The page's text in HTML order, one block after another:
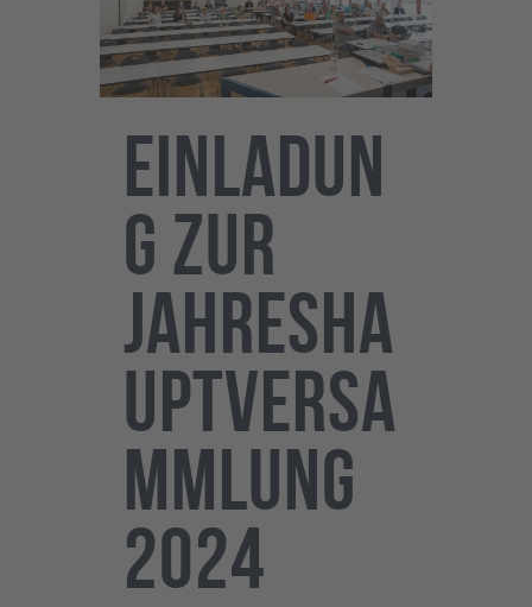
Impressum
Datenschutz
Einladun
g zur
Jahresha
uptversa
mmlung
2024